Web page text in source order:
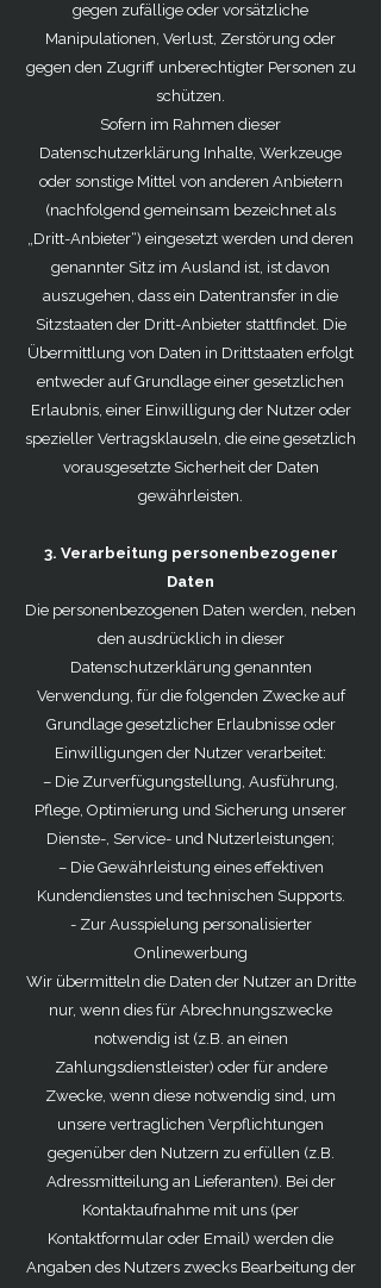
gegen zufällige oder vorsätzliche
Manipulationen, Verlust, Zerstörung oder
gegen den Zugriff unberechtigter Personen zu
schützen.
Sofern im Rahmen dieser
Datenschutzerklärung Inhalte, Werkzeuge
oder sonstige Mittel von anderen Anbietern
(nachfolgend gemeinsam bezeichnet als
„Dritt-Anbieter“) eingesetzt werden und deren
genannter Sitz im Ausland ist, ist davon
auszugehen, dass ein Datentransfer in die
Sitzstaaten der Dritt-Anbieter stattfindet. Die
Übermittlung von Daten in Drittstaaten erfolgt
entweder auf Grundlage einer gesetzlichen
Erlaubnis, einer Einwilligung der Nutzer oder
spezieller Vertragsklauseln, die eine gesetzlich
vorausgesetzte Sicherheit der Daten
gewährleisten.
3. Verarbeitung personenbezogener
Daten
Die personenbezogenen Daten werden, neben
den ausdrücklich in dieser
Datenschutzerklärung genannten
Verwendung, für die folgenden Zwecke auf
Grundlage gesetzlicher Erlaubnisse oder
Einwilligungen der Nutzer verarbeitet:
– Die Zurverfügungstellung, Ausführung,
Pflege, Optimierung und Sicherung unserer
Dienste-, Service- und Nutzerleistungen;
– Die Gewährleistung eines effektiven
Kundendienstes und technischen Supports.
- Zur Ausspielung personalisierter
Onlinewerbung
Wir übermitteln die Daten der Nutzer an Dritte
nur, wenn dies für Abrechnungszwecke
notwendig ist (z.B. an einen
Zahlungsdienstleister) oder für andere
Zwecke, wenn diese notwendig sind, um
unsere vertraglichen Verpflichtungen
gegenüber den Nutzern zu erfüllen (z.B.
Adressmitteilung an Lieferanten). Bei der
Kontaktaufnahme mit uns (per
Kontaktformular oder Email) werden die
Angaben des Nutzers zwecks Bearbeitung der